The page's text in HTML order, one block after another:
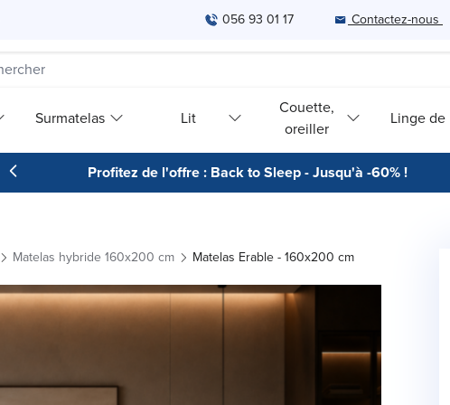
056 93 01 17 Contactez-nous
Surmatelas Lit
Couette,
oreiller
Linge de
Profitez de l'offre : Back to Sleep - Jusqu'à -60% !
Matelas hybride 160x200 cm Matelas Erable - 160x200 cm